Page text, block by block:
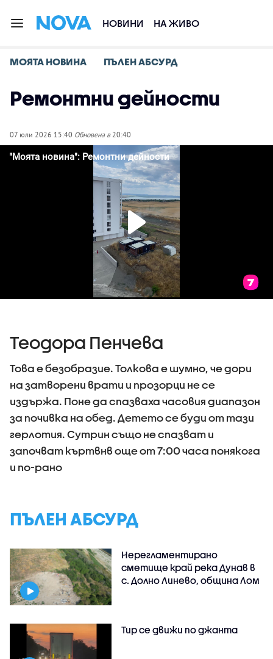
НОВИНИ НА ЖИВО
МОЯТА НОВИНА ПЪЛЕН АБСУРД
Ремонтни дейности
07 юли 2026 15:40 Обновена в20:40
Теодора Пенчева
Това е безобразие. Толкова е шумно, че дори
на затворени врати и прозорци не се
издържа. Поне да спазваха часовия диапазон
за почивка на обед. Детето се буди от тази
герлотия. Сутрин също не спазват и
започват къртвнв още от 7:00 часа понякога
и по-рано
ПЪЛЕН АБСУРД
Нерегламентирано
сметище край река Дунав в
с. Долно Линево, община Лом
Тир се движи по джанта